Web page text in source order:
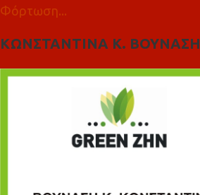
Φόρτωση...
ΚΩΝΣΤΑΝΤΙΝΑ Κ. ΒΟΥΝΑΣΗ